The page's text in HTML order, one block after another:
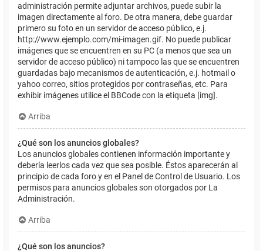
administración permite adjuntar archivos, puede subir la
imagen directamente al foro. De otra manera, debe guardar
primero su foto en un servidor de acceso público, e.j.
http://www.ejemplo.com/mi-imagen.gif. No puede publicar
imágenes que se encuentren en su PC (a menos que sea un
servidor de acceso público) ni tampoco las que se encuentren
guardadas bajo mecanismos de autenticación, e.j. hotmail o
yahoo correo, sitios protegidos por contraseñas, etc. Para
exhibir imágenes utilice el BBCode con la etiqueta [img].
Arriba
¿Qué son los anuncios globales?
Los anuncios globales contienen información importante y
debería leerlos cada vez que sea posible. Éstos aparecerán al
principio de cada foro y en el Panel de Control de Usuario. Los
permisos para anuncios globales son otorgados por La
Administración.
Arriba
¿Qué son los anuncios?